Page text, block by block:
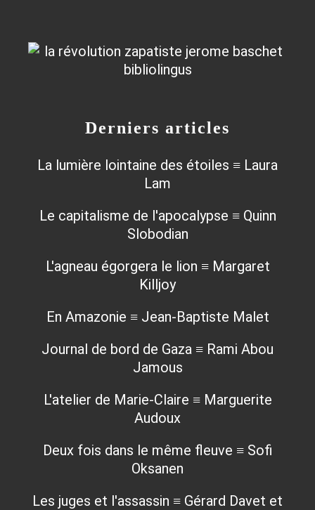
Derniers articles
La lumière lointaine des étoiles ≡ Laura
Lam
Le capitalisme de l'apocalypse ≡ Quinn
Slobodian
L'agneau égorgera le lion ≡ Margaret
Killjoy
En Amazonie ≡ Jean-Baptiste Malet
Journal de bord de Gaza ≡ Rami Abou
Jamous
L'atelier de Marie-Claire ≡ Marguerite
Audoux
Deux fois dans le même fleuve ≡ Sofi
Oksanen
Les juges et l'assassin ≡ Gérard Davet et